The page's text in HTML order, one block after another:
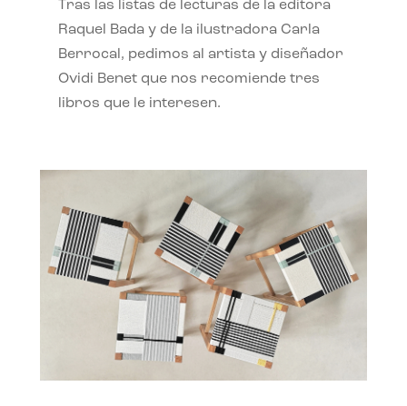
Tras las listas de lecturas de la editora
Raquel Bada y de la ilustradora Carla
Berrocal, pedimos al artista y diseñador
Ovidi Benet que nos recomiende tres
libros que le interesen.